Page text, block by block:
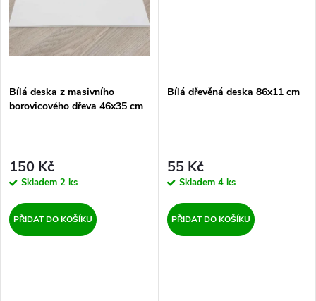
Bílá deska z masivního
borovicového dřeva 46x35 cm
150 Kč
Skladem 2 ks
PŘIDAT DO KOŠÍKU
Bílá dřevěná deska 86x11 cm
55 Kč
Skladem 4 ks
PŘIDAT DO KOŠÍKU